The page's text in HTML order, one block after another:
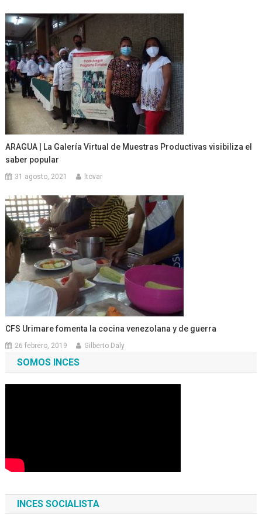
ARAGUA | La Galería Virtual de Muestras Productivas visibiliza el
saber popular
31 agosto, 2021 ltovar
CFS Urimare fomenta la cocina venezolana y de guerra
26 febrero, 2019 Gilberto Daly
SOMOS INCES
INCES SOCIALISTA